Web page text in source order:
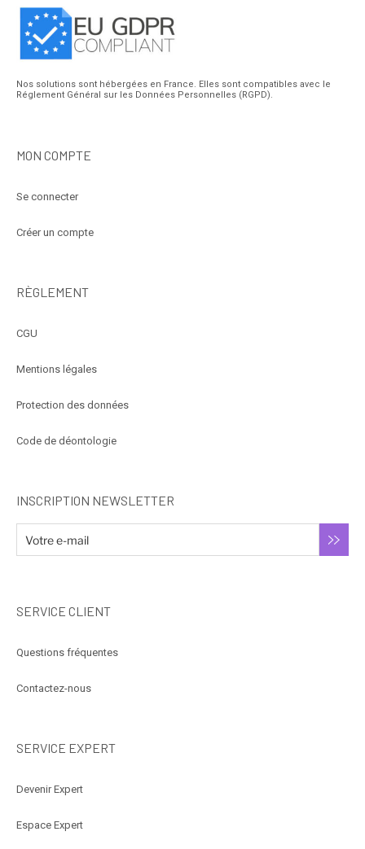
Nos solutions sont hébergées en France. Elles sont compatibles avec le
Réglement Général sur les Données Personnelles (RGPD).
MON COMPTE
Se connecter
Créer un compte
RÈGLEMENT
CGU
Mentions légales
Protection des données
Code de déontologie
INSCRIPTION NEWSLETTER
SERVICE CLIENT
Questions fréquentes
Contactez-nous
SERVICE EXPERT
Devenir Expert
Espace Expert